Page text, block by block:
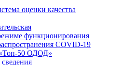
оценки качества
функционирования
COVID-19
50 ОДОД»